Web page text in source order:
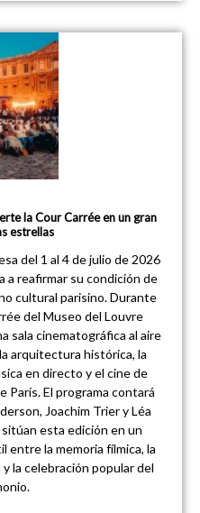
la Cour Carrée en un gran
estrellas
del 1 al 4 de julio de 2026
a reafirmar su condición de
cultural parisino. Durante
del Museo del Louvre
sala cinematográfica al aire
arquitectura histórica, la
en directo y el cine de
París. El programa contará
Joachim Trier y Léa
esta edición en un
la memoria fílmica, la
la celebración popular del